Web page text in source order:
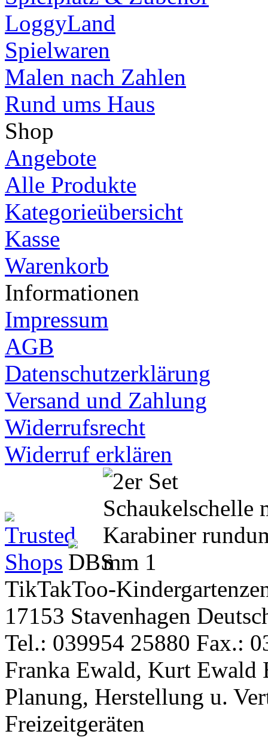
LoggyLand
Spielwaren
Malen nach Zahlen
Rund ums Haus
Shop
Angebote
Alle Produkte
Kategorieübersicht
Kasse
Warenkorb
Informationen
Impressum
AGB
Datenschutzerklärung
Versand und Zahlung
Widerrufsrecht
Widerruf erklären
TikTakToo-
17153 Stavenhagen
Tel.: 039954 25880 Fax.:
Franka Ewald, Kurt Ewald
Planung, Herstellung u.
Freizeitgeräten